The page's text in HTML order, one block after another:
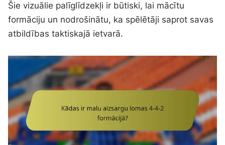
Šie vizuālie palīglīdzekļi ir būtiski, lai mācītu
formāciju un nodrošinātu, ka spēlētāji saprot savas
atbildības taktiskajā ietvarā.